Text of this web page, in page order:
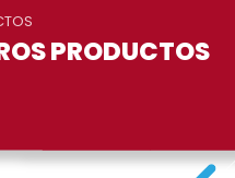
PRODUCTOS